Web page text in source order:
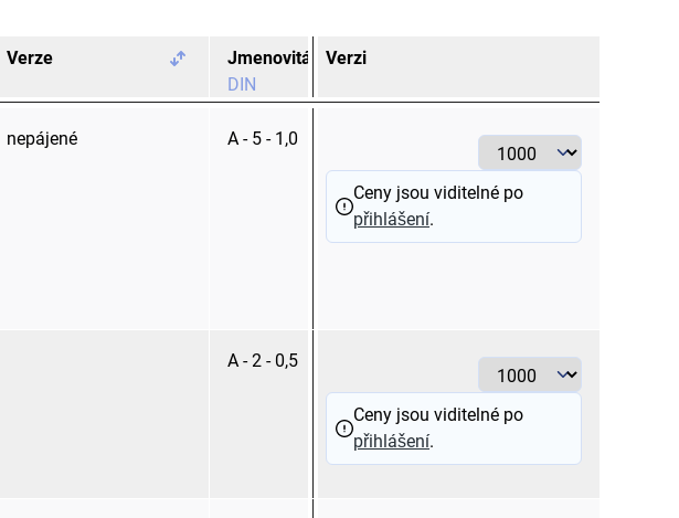
Verze
Jmenovitá velikost
DIN
Verzi
nepájené A - 5 - 1,0 červená
Ceny jsou viditelné po
přihlášení.
A - 2 - 0,5
Ceny jsou viditelné po
přihlášení.